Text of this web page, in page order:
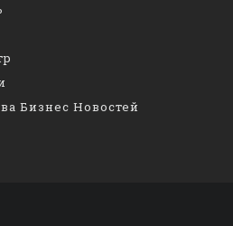
Бизнес Новостей